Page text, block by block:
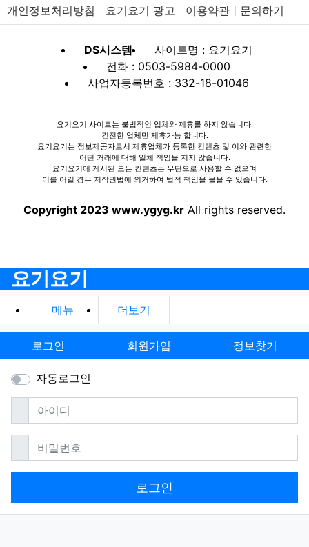
개인정보처리방침 요기요기 광고 이용약관 문의하기
DS시스템
사이트명 : 요기요기
전화 : 0503-5984-0000
사업자등록번호 : 332-18-01046
요기요기 사이트는 불법적인 업체와 제휴를 하지 않습니다.
건전한 업체만 제휴가능 합니다.
요기요기는 정보제공자로서 제휴업체가 등록한 컨텐츠 및 이와 관련한
어떤 거래에 대해 일체 책임을 지지 않습니다.
요기요기에 게시된 모든 컨텐츠는 무단으로 사용할 수 없으며
이를 어길 경우 저작권법에 의거하여 법적 책임을 물을 수 있습니다.
Copyright 2023 www.ygyg.kr All rights reserved.
요기요기
메뉴 더보기
로그인 회원가입 정보찾기
자동로그인
아이디필수
비밀번호필수
로그인